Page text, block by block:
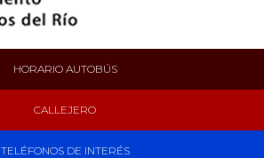
HORARIO AUTOBÚS
CALLEJERO
TELÉFONOS DE INTERÉS